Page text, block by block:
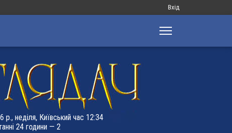
Меню
запису
Вхід
р., неділя, Київський час 12:34
24 години — 2